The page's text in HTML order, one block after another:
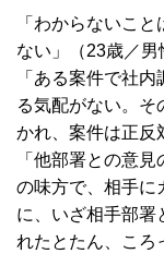
「わからないこ
ない」（23歳／男
「ある案件で社
る気配がない。そ
かれ、案件は正反
「他部署との意
の味方で、相手に
に、いざ相手部署
れたとたん、ころ